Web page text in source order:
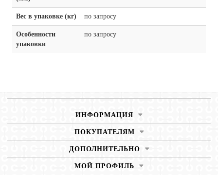
Вес в упаковке (кг) по запросу
Особенности
упаковки
по запросу
ИНФОРМАЦИЯ
ПОКУПАТЕЛЯМ
ДОПОЛНИТЕЛЬНО
МОЙ ПРОФИЛЬ